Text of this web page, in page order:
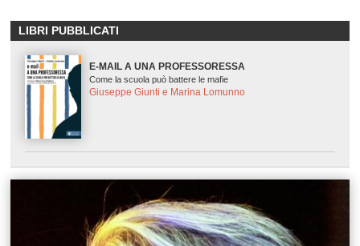
LIBRI PUBBLICATI
E-MAIL A UNA PROFESSORESSA
Come la scuola può battere le mafie
Giuseppe Giunti e Marina Lomunno